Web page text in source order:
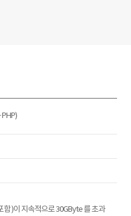
함 )이 지속적으로 30GByte 를 초과